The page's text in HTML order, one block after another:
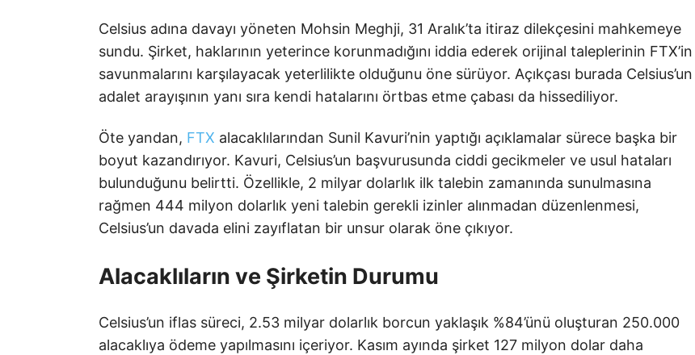
Celsius adına davayı yöneten Mohsin Meghji, 31 Aralık’ta itiraz dilekçesini mahkemeye
sundu. Şirket, haklarının yeterince korunmadığını iddia ederek orijinal taleplerinin FTX’in
savunmalarını karşılayacak yeterlilikte olduğunu öne sürüyor. Açıkçası burada Celsius’un
adalet arayışının yanı sıra kendi hatalarını örtbas etme çabası da hissediliyor.
Öte yandan, FTX alacaklılarından Sunil Kavuri’nin yaptığı açıklamalar sürece başka bir
boyut kazandırıyor. Kavuri, Celsius’un başvurusunda ciddi gecikmeler ve usul hataları
bulunduğunu belirtti. Özellikle, 2 milyar dolarlık ilk talebin zamanında sunulmasına
rağmen 444 milyon dolarlık yeni talebin gerekli izinler alınmadan düzenlenmesi,
Celsius’un davada elini zayıflatan bir unsur olarak öne çıkıyor.
Alacaklıların ve Şirketin Durumu
Celsius’un iflas süreci, 2.53 milyar dolarlık borcun yaklaşık %84’ünü oluşturan 250.000
alacaklıya ödeme yapılmasını içeriyor. Kasım ayında şirket 127 milyon dolar daha